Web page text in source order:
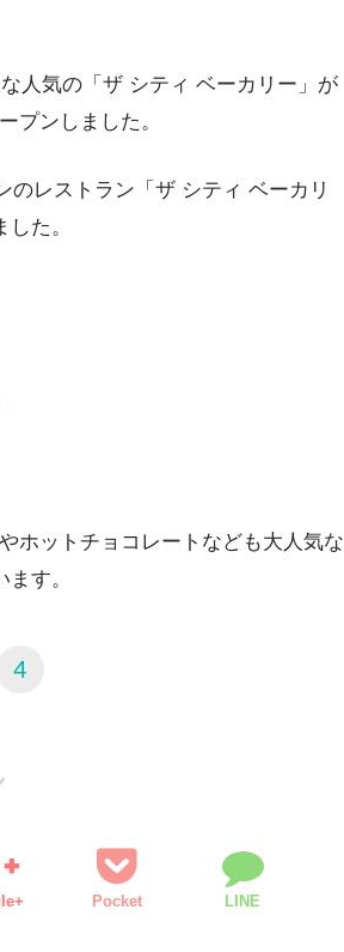
人気の「ザ シティ ベーカリー」が
プンしました。
のレストラン「ザ シティ ベーカリ
た。
ホットチョコレートなども大人気な
す。
4
Pocket LINE